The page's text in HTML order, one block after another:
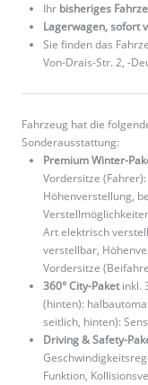
Ihr bisheriges
Lagerwagen, sofort
Sie finden das
Von-Drais-Str. 2, -
Fahrzeug hat die
Sonderausstattung:
Premium Winter-
Vordersitze
Höhenverstellung,
Art elektrisch
verstellbar,
Vordersitze
360° City-Paketinkl.
(hinten):
seitlich, hinten):
Driving & Safety-
Funktion,